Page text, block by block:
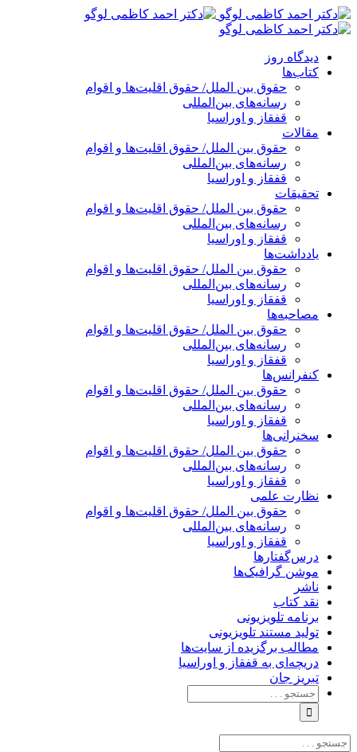
پرش
به
دیدگاه روز
کتاب‌ها
حقوق بین الملل/ حقوق اقلیت‌ها و اقوام
رسانه‌های بین‌المللی
قفقاز و اوراسیا
مقالات
حقوق بین الملل/ حقوق اقلیت‌ها و اقوام
رسانه‌های بین‌المللی
قفقاز و اوراسیا
تحقیقات
حقوق بین الملل/ حقوق اقلیت‌ها و اقوام
رسانه‌های بین‌المللی
قفقاز و اوراسیا
یادداشت‌ها
حقوق بین الملل/ حقوق اقلیت‌ها و اقوام
رسانه‌های بین‌المللی
قفقاز و اوراسیا
مصاحبه‌ها
حقوق بین الملل/ حقوق اقلیت‌ها و اقوام
رسانه‌های بین‌المللی
قفقاز و اوراسیا
کنفرانس‌ها
حقوق بین الملل/ حقوق اقلیت‌ها و اقوام
رسانه‌های بین‌المللی
قفقاز و اوراسیا
سخنرانی‌ها
حقوق بین الملل/ حقوق اقلیت‌ها و اقوام
رسانه‌های بین‌المللی
قفقاز و اوراسیا
نظارت علمی
حقوق بین الملل/ حقوق اقلیت‌ها و اقوام
رسانه‌های بین‌المللی
قفقاز و اوراسیا
درس‌گفتارها
موشن گرافیک‌ها
ناشر
نقد کتاب
برنامه‌ تلویزیونی
تولید مستند تلویزیونی
مطالب برگزیده از سایت‌ها
دریچه‌ای به قفقاز و اوراسیا
تبریزِ جان
جستجو
برای:
جستجو